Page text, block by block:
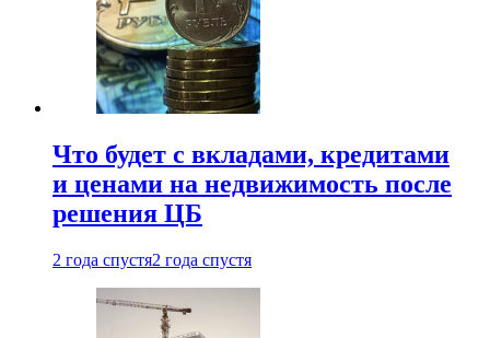
Что будет с вкладами, кредитами
и ценами на недвижимость после
решения ЦБ
2 года спустя2 года спустя